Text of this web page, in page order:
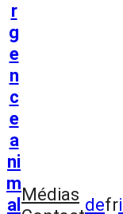
r
g
e
n
c
e
a
ni
m
al
Médias
defr